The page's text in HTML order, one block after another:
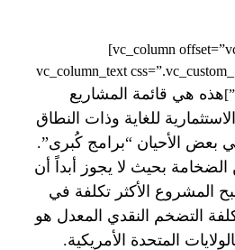
[/vc_column][vc_column offset=”vc_col-md-6″]
[vc_column_text
هذه هي قائمة المشاريع
للغاية وذات النطاق
بعض الأحيان “برامج كُبرى”.
بحيث لا يجوز أبداً أن
المشروع الأكثر تكلفة في
التضخم النقدي المعدل هو
المتحدة الأمريكية.